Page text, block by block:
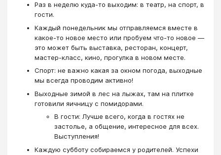
Раз в неделю куда-то выходим: в театр, на спорт, в
гости.
Каждый понедельник мы отправляемся вместе в
какое-то новое место или пробуем что-то новое —
это может быть выставка, ресторан, концерт,
мастер-класс, кино, прогулка в новом месте.
Спорт: не важно какая за окном погода, выходные
мы всегда проводим активно!
Выходные зимой в лес на лыжах, там на плитке
готовили яичницу с помидорами.
В гости: Лучше всего, когда в гостях не
застолье, а общение, интересное для всех.
Выступления!
Каждую субботу собираемся у родителей. Успехи